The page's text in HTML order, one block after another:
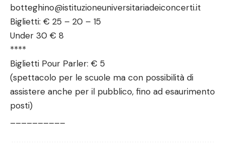
botteghino@istituzioneuniversitariadeiconcerti.it
Biglietti: € 25 – 20 – 15
Under 30 € 8
****
Biglietti Pour Parler: € 5
(spettacolo per le scuole ma con possibilità di
assistere anche per il pubblico, fino ad esaurimento
posti)